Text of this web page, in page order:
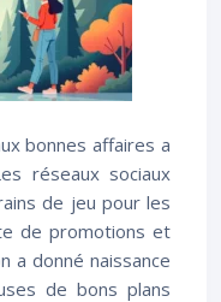
bonnes affaires a
réseaux sociaux
de jeu pour les
de promotions et
a donné naissance
de bons plans